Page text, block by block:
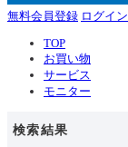
無料会員登録 ログイン
TOP
お買い物
サービス
モニター
検索結果